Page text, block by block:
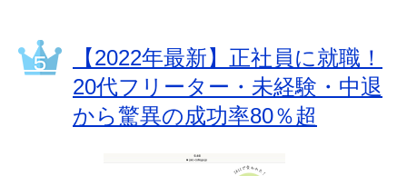
【2022年最新】正社員に就職！
20代フリーター・未経験・中退
から驚異の成功率80％超